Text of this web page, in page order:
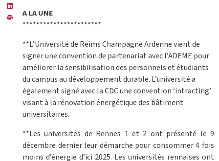
A LA UNE
***********************
**L’Université de Reims Champagne Ardenne vient de
signer une convention de partenariat avec l’ADEME pour
améliorer la sensibilisation des personnels et étudiants
du campus au développement durable. L’université a
également signé avec la CDC une convention ‘intracting’
visant à la rénovation énergétique des bâtiment
universitaires.
**Les universités de Rennes 1 et 2 ont présenté le 9
décembre dernier leur démarche pour consommer 4 fois
moins d’énergie d’ici 2025. Les universités rennaises ont